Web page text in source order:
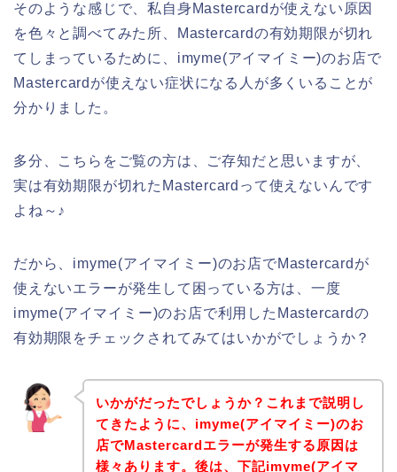
そのような感じで、私自身Mastercardが使えない原因
を色々と調べてみた所、Mastercardの有効期限が切れ
てしまっているために、imyme(アイマイミー)のお店で
Mastercardが使えない症状になる人が多くいることが
分かりました。
多分、こちらをご覧の方は、ご存知だと思いますが、
実は有効期限が切れたMastercardって使えないんです
よね～♪
だから、imyme(アイマイミー)のお店でMastercardが
使えないエラーが発生して困っている方は、一度
imyme(アイマイミー)のお店で利用したMastercardの
有効期限をチェックされてみてはいかがでしょうか？
いかがだったでしょうか？これまで説明し
てきたように、imyme(アイマイミー)のお
店でMastercardエラーが発生する原因は
様々あります。後は、下記imyme(アイマ